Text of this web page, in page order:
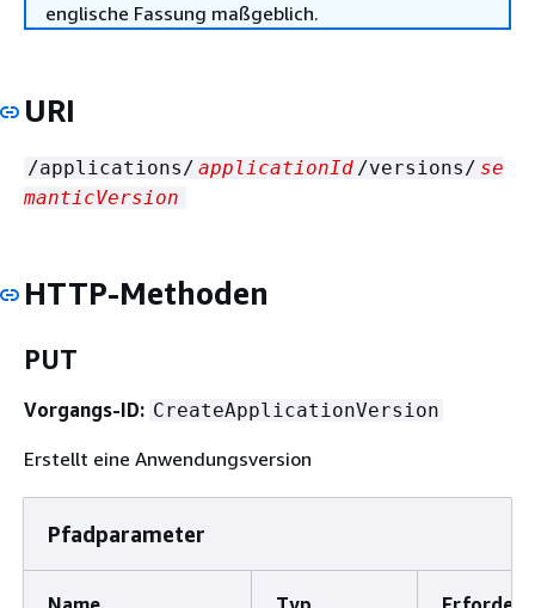
englische Fassung maßgeblich.
URI
/applications/ applicationId /versions/ se
manticVersion
HTTP-Methoden
PUT
Vorgangs-ID: CreateApplicationVersion
Erstellt eine Anwendungsversion
Pfadparameter